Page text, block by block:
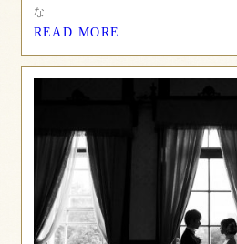
な…
READ MORE